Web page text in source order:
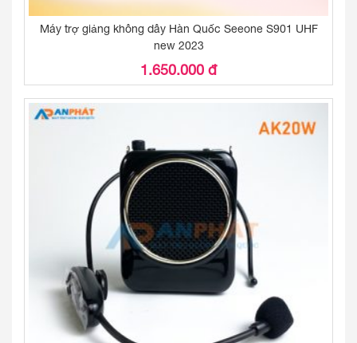
Máy trợ giảng không dây Hàn Quốc Seeone S901 UHF
new 2023
1.650.000 đ